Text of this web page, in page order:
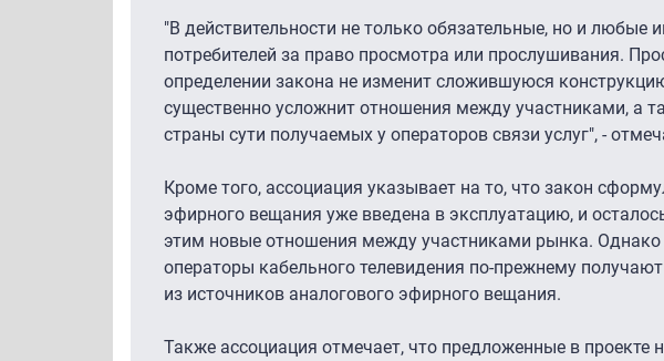
"В действительности не только обязательные, но и
потребителей за право просмотра или прослушивания.
определении закона не изменит сложившуюся
существенно усложнит отношения между участниками, а
страны сути получаемых у операторов связи услуг", -
Кроме того, ассоциация указывает на то, что закон
эфирного вещания уже введена в эксплуатацию, и
этим новые отношения между участниками рынка. Однако
операторы кабельного телевидения по-прежнему
из источников аналогового эфирного вещания.
Также ассоциация отмечает, что предложенные в